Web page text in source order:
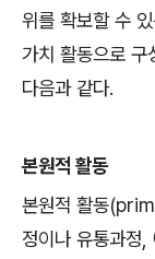
위를 확보할 수
가치 활동으로 구
다음과 같다.
본원적 활동
본원적 활동
정이나 유통과정